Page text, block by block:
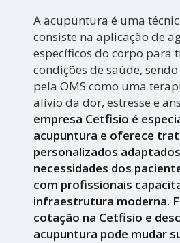
A acupuntura é uma
consiste na aplicação de
específicos do corpo para
condições de saúde,
pela OMS como uma
alívio da dor, estresse e
empresa Cetfisio é
acupuntura e oferece
personalizados
necessidades dos
com profissionais
infraestrutura moderna.
cotação na Cetfisio e
acupuntura pode mudar